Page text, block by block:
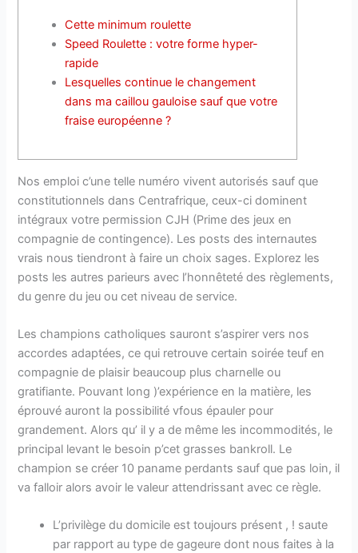
Cette minimum roulette
Speed Roulette : votre forme hyper-
rapide
Lesquelles continue le changement
dans ma caillou gauloise sauf que votre
fraise européenne ?
Nos emploi c’une telle numéro vivent autorisés sauf que
constitutionnels dans Centrafrique, ceux-ci dominent
intégraux votre permission CJH (Prime des jeux en
compagnie de contingence). Les posts des internautes
vrais nous tiendront à faire un choix sages. Explorez les
posts les autres parieurs avec l’honnêteté des règlements,
du genre du jeu ou cet niveau de service.
Les champions catholiques sauront s’aspirer vers nos
accordes adaptées, ce qui retrouve certain soirée teuf en
compagnie de plaisir beaucoup plus charnelle ou
gratifiante. Pouvant long )’expérience en la matière, les
éprouvé auront la possibilité vfous épauler pour
grandement. Alors qu’ il y a de même les incommodités, le
principal levant le besoin p’cet grasses bankroll. Le
champion se créer 10 paname perdants sauf que pas loin, il
va falloir alors avoir le valeur attendrissant avec ce règle.
L’privilège du domicile est toujours présent , ! saute
par rapport au type de gageure dont nous faites à la